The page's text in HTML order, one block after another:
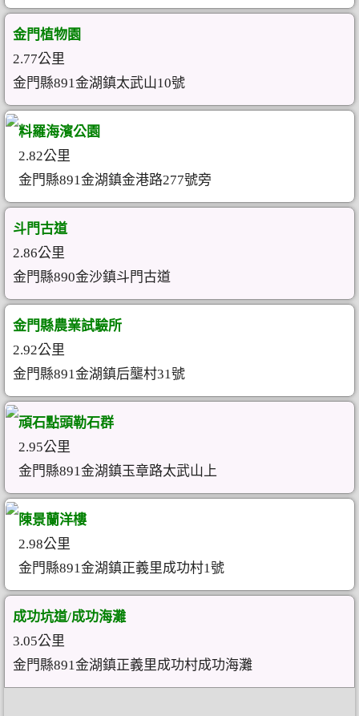
金門植物園
2.77公里
金門縣891金湖鎮太武山10號
料羅海濱公園
2.82公里
金門縣891金湖鎮金港路277號旁
斗門古道
2.86公里
金門縣890金沙鎮斗門古道
金門縣農業試驗所
2.92公里
金門縣891金湖鎮后壟村31號
頑石點頭勒石群
2.95公里
金門縣891金湖鎮玉章路太武山上
陳景蘭洋樓
2.98公里
金門縣891金湖鎮正義里成功村1號
成功坑道/成功海灘
3.05公里
金門縣891金湖鎮正義里成功村成功海灘